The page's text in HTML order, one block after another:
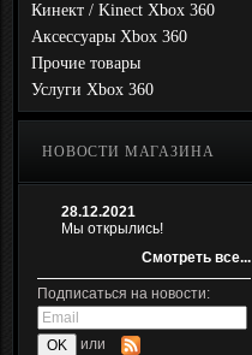
Кинект / Kinect Xbox 360
Аксессуары Xbox 360
Прочие товары
Услуги Xbox 360
НОВОСТИ МАГАЗИНА
28.12.2021
Мы открылись!
Смотреть все...
Подписаться на новости:
или